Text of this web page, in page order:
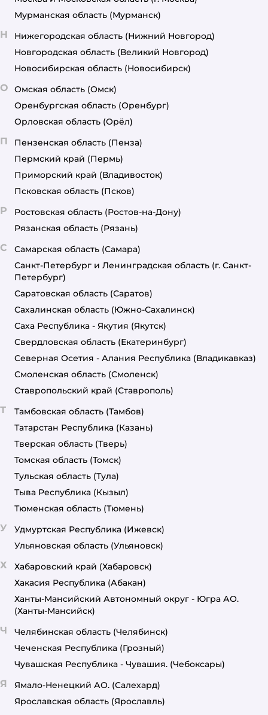
Мурманская область (Мурманск)
Н Нижегородская область (Нижний Новгород)
Новгородская область (Великий Новгород)
Новосибирская область (Новосибирск)
О Омская область (Омск)
Оренбургская область (Оренбург)
Орловская область (Орёл)
П Пензенская область (Пенза)
Пермский край (Пермь)
Приморский край (Владивосток)
Псковская область (Псков)
Р Ростовская область (Ростов-на-Дону)
Рязанская область (Рязань)
С Самарская область (Самара)
Санкт-Петербург и Ленинградская область (г. Санкт-
Петербург)
Саратовская область (Саратов)
Сахалинская область (Южно-Сахалинск)
Саха Республика - Якутия (Якутск)
Свердловская область (Екатеринбург)
Северная Осетия - Алания Республика (Владикавказ)
Смоленская область (Смоленск)
Ставропольский край (Ставрополь)
Т Тамбовская область (Тамбов)
Татарстан Республика (Казань)
Тверская область (Тверь)
Томская область (Томск)
Тульская область (Тула)
Тыва Республика (Кызыл)
Тюменская область (Тюмень)
У Удмуртская Республика (Ижевск)
Ульяновская область (Ульяновск)
Х Хабаровский край (Хабаровск)
Хакасия Республика (Абакан)
Ханты-Мансийский Автономный округ - Югра АО.
(Ханты-Мансийск)
Ч Челябинская область (Челябинск)
Чеченская Республика (Грозный)
Чувашская Республика - Чувашия. (Чебоксары)
Я Ямало-Ненецкий АО. (Салехард)
Ярославская область (Ярославль)